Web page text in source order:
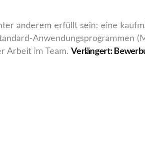
anderem erfüllt sein: eine
Anwendungsprogrammen
Arbeit im Team. Verlängert: